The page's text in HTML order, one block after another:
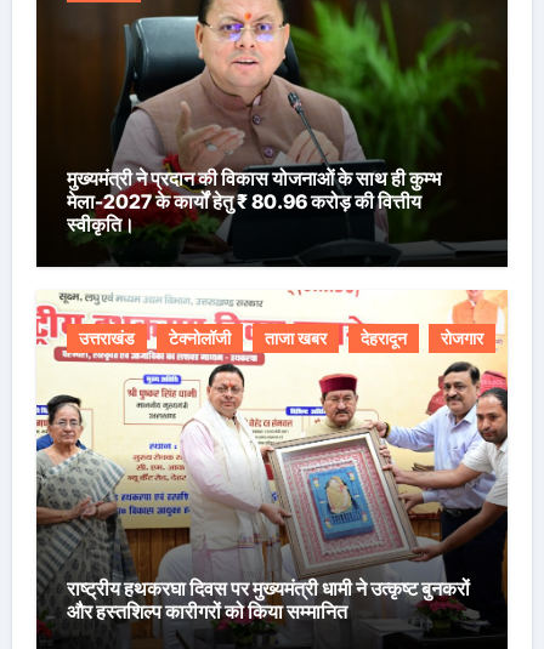
मुख्यमंत्री ने प्रदान की विकास योजनाओं के साथ ही कुम्भ
मेला-2027 के कार्यों हेतु ₹ 80.96 करोड़ की वित्तीय
स्वीकृति।
उत्तराखंड टेक्नोलॉजी ताजा खबर देहरादून रोजगार
राष्ट्रीय हथकरघा दिवस पर मुख्यमंत्री धामी ने उत्कृष्ट बुनकरों
और हस्तशिल्प कारीगरों को किया सम्मानित